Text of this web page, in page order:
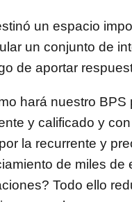
un espacio
un conjunto de
de aportar
hará nuestro
y calificado y
la recurrente y
de miles de
Todo ello